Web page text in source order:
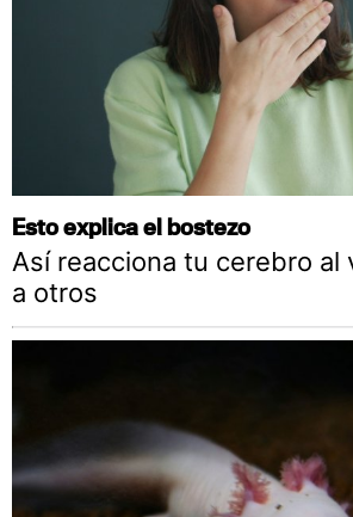
Esto explica el bostezo
Así reacciona tu cerebro al
a otros